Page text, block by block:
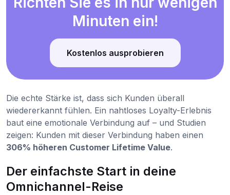
Minuten ein!
Kostenlos ausprobieren
Die echte Stärke ist, dass sich Kunden überall
wiedererkannt fühlen. Ein nahtloses Loyalty-Erlebnis
baut eine emotionale Verbindung auf – und Studien
zeigen: Kunden mit dieser Verbindung haben einen
306% höheren Customer Lifetime Value.
Der einfachste Start in deine
Omnichannel-Reise